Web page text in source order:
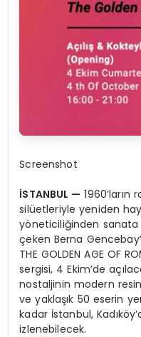
Screenshot
İSTANBUL —
silüetleriyle yeniden
yöneticiliğinden
çeken Berna
THE GOLDEN AGE OF
sergisi, 4 Ekim’de
nostaljinin modern
ve yaklaşık 50 eserin
kadar İstanbul,
izlenebilecek.